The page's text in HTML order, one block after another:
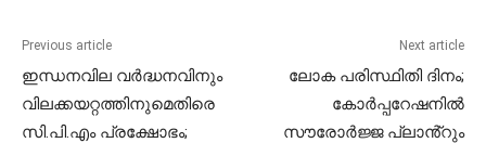
Previous article
ഇന്ധനവില വർദ്ധനവിനും
വിലക്കയറ്റത്തിനുമെതിരെ
സി.പി.എം പ്രക്ഷോഭം;
Next article
ലോക പരിസ്ഥിതി ദിനം;
കോർപ്പറേഷനിൽ
സൗരോർജ്ജ പ്ലാൻ്റും